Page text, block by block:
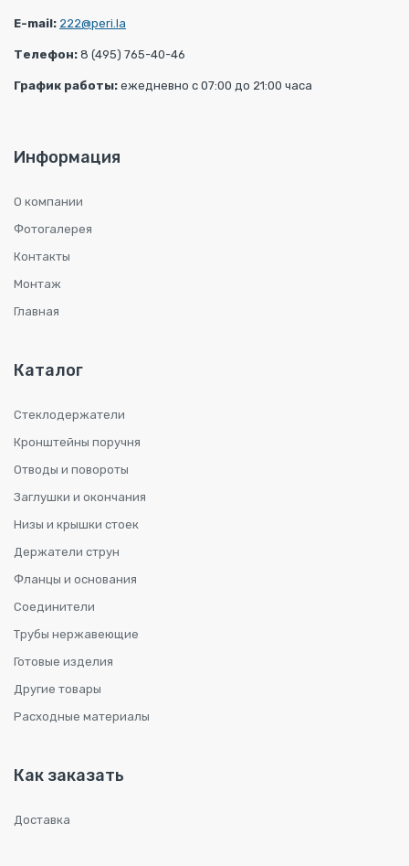
E-mail: 222@peri.la
Телефон: 8 (495) 765-40-46
График работы: ежедневно с 07:00 до 21:00 часа
Информация
О компании
Фотогалерея
Контакты
Монтаж
Главная
Каталог
Стеклодержатели
Кронштейны поручня
Отводы и повороты
Заглушки и окончания
Низы и крышки стоек
Держатели струн
Фланцы и основания
Соединители
Трубы нержавеющие
Готовые изделия
Другие товары
Расходные материалы
Как заказать
Доставка